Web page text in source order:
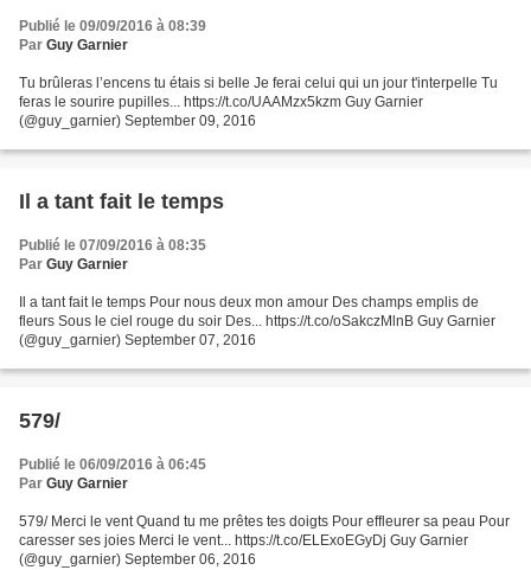
Publié le 09/09/2016 à 08:39
Par Guy Garnier
Tu brûleras l’encens tu étais si belle Je ferai celui qui un jour t'interpelle Tu
feras le sourire pupilles... https://t.co/UAAMzx5kzm Guy Garnier
(@guy_garnier) September 09, 2016
Il a tant fait le temps
Publié le 07/09/2016 à 08:35
Par Guy Garnier
Il a tant fait le temps Pour nous deux mon amour Des champs emplis de
fleurs Sous le ciel rouge du soir Des... https://t.co/oSakczMlnB Guy Garnier
(@guy_garnier) September 07, 2016
579/
Publié le 06/09/2016 à 06:45
Par Guy Garnier
579/ Merci le vent Quand tu me prêtes tes doigts Pour effleurer sa peau Pour
caresser ses joies Merci le vent... https://t.co/ELExoEGyDj Guy Garnier
(@guy_garnier) September 06, 2016